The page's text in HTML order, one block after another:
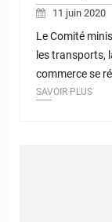
11 juin 2020
Le Comité
les transports,
commerce se
SAVOIR PLUS